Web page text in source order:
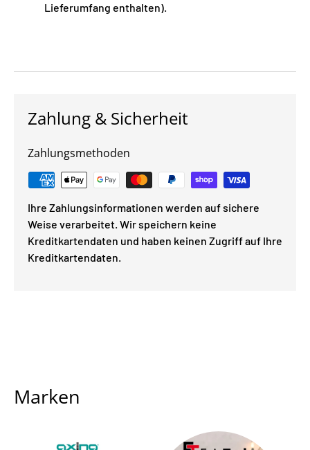
Lieferumfang enthalten).
Zahlung & Sicherheit
Zahlungsmethoden
Ihre Zahlungsinformationen werden auf sichere
Weise verarbeitet. Wir speichern keine
Kreditkartendaten und haben keinen Zugriff auf Ihre
Kreditkartendaten.
Marken